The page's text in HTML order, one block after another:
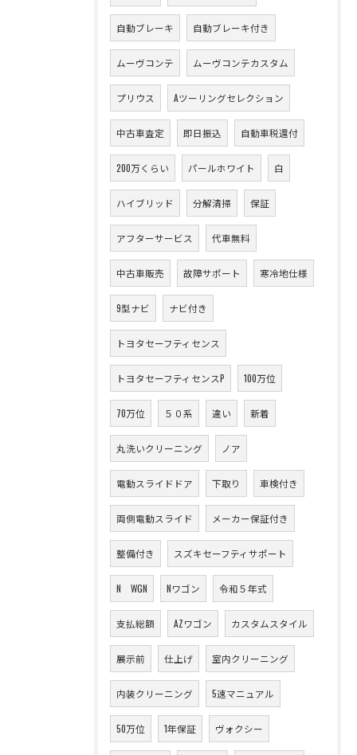
自動ブレーキ 自動ブレーキ付き
ムーヴコンテ ムーヴコンテカスタム
プリウス Aツーリングセレクション
中古車査定 即日振込 自動車税還付
200万くらい パールホワイト 白
ハイブリッド 分解清掃 保証
アフターサービス 代車無料
中古車販売 故障サポート 寒冷地仕様
9型ナビ ナビ付き
トヨタセーフティセンス
トヨタセーフティセンスP 100万位
70万位 ５０系 違い 新着
丸洗いクリーニング ノア
電動スライドドア 下取り 車検付き
両側電動スライド メーカー保証付き
整備付き スズキセーフティサポート
N WGN Nワゴン 令和５年式
支払総額 AZワゴン カスタムスタイル
展示前 仕上げ 室内クリーニング
内装クリーニング 5速マニュアル
50万位 1年保証 ヴォクシー